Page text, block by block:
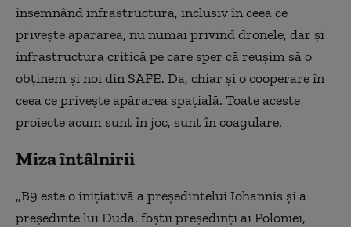
însemnând infrastructură, inclusiv în ceea ce
privește apărarea, nu numai privind dronele, dar și
infrastructura critică pe care sper că reușim să o
obținem și noi din SAFE. Da, chiar și o cooperare în
ceea ce privește apărarea spațială. Toate aceste
proiecte acum sunt în joc, sunt în coagulare.
Miza întâlnirii
„B9 este o inițiativă a președintelui Iohannis și a
președinte lui Duda. foștii președinți ai Poloniei,